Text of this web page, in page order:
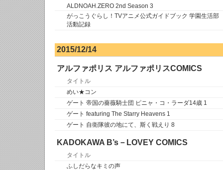
ALDNOAH.ZERO 2nd Season 3
がっこうぐらし！TVアニメ公式ガイドブック 学園生活部
活動記録
2015/12/14
アルファポリス アルファポリスCOMICS
タイトル
めい★コン
ゲート 帝国の薔薇騎士団 ピニャ・コ・ラーダ14歳 1
ゲート featuring The Starry Heavens 1
ゲート 自衛隊彼の地にて、斯く戦えり 8
KADOKAWA B’s－LOVEY COMICS
タイトル
ふしだらなキミの声